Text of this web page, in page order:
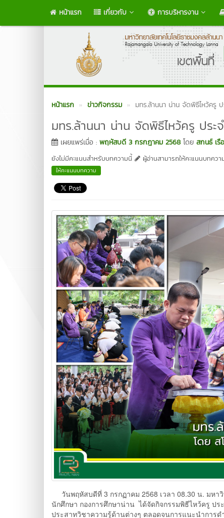
หน้าแรก เกี่ยวกับ การบริหารงาน
หน้าแรก ข่าวกิจกรรม มทร.ล้านนา น่าน จัดพิธีไหว้ครู
มทร.ล้านนา น่าน จัดพิธีไหว้ครู ประ
เผยแพร่เมื่อ : พฤหัสบดี 3 กรกฎาคม 2568 โดย สกนธ์ เรื
ยังไม่มีคะแนนสำหรับบทความนี้
ผู้อ่านสามารถให้คะแนนบทควา
ให้คะแนนบทความ
วันพฤหัสบดีที่ 3 กรกฏาคม 2568 เวลา 08.30 น. มหา
นักศึกษา กองการศึกษาน่าน ได้จัดกิจกรรมพิธีไหว้ครู ป
ประสาทวิชาความรู้ด้านต่างๆ ตลอดจนการแนะนำการ